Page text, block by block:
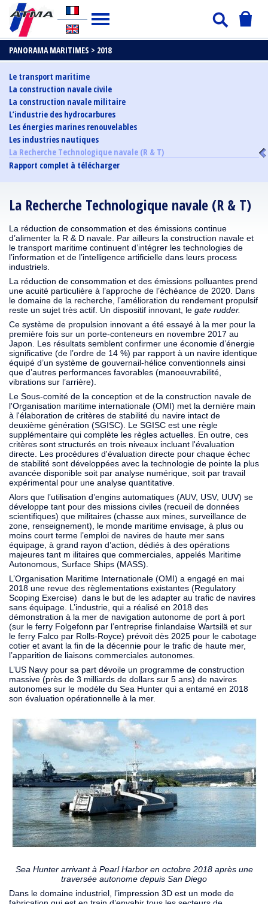
PANORAMA MARITIMES > 2018
La Recherche Technologique navale (R & T)
La réduction de consommation et des émissions continue
d’alimenter la R & D navale. Par ailleurs la construction navale et
le transport maritime continuent d’intégrer les technologies de
l’information et de l’intelligence artificielle dans leurs process
industriels.
La réduction de consommation et des émissions polluantes prend
une acuité particulière à l’approche de l’échéance de 2020. Dans
le domaine de la recherche, l’amélioration du rendement propulsif
reste un sujet très actif. Un dispositif innovant, le gate rudder.
Ce système de propulsion innovant a été essayé à la mer pour la
première fois sur un porte-conteneurs en novembre 2017 au
Japon. Les résultats semblent confirmer une économie d’énergie
significative (de l’ordre de 14 %) par rapport à un navire identique
équipé d’un système de gouvernail-hélice conventionnels ainsi
que d’autres performances favorables (manoeuvrabilité,
vibrations sur l’arrière).
Le Sous-comité de la conception et de la construction navale de
l'Organisation maritime internationale (OMI) met la dernière main
à l'élaboration de critères de stabilité du navire intact de
deuxième génération (SGISC). Le SGISC est une règle
supplémentaire qui complète les règles actuelles. En outre, ces
critères sont structurés en trois niveaux incluant l'évaluation
directe. Les procédures d'évaluation directe pour chaque échec
de stabilité sont développées avec la technologie de pointe la plus
avancée disponible soit par analyse numérique, soit par travail
expérimental pour une analyse quantitative.
Alors que l’utilisation d’engins automatiques (AUV, USV, UUV) se
développe tant pour des missions civiles (recueil de données
scientifiques) que militaires (chasse aux mines, surveillance de
zone, renseignement), le monde maritime envisage, à plus ou
moins court terme l’emploi de navires de haute mer sans
équipage, à grand rayon d’action, dédiés à des opérations
majeures tant m ilitaires que commerciales, appelés Maritime
Autonomous, Surface Ships (MASS).
L’Organisation Maritime Internationale (OMI) a engagé en mai
2018 une revue des règlementations existantes (Regulatory
Scoping Exercise) dans le but de les adapter au trafic de navires
sans équipage. L’industrie, qui a réalisé en 2018 des
démonstration à la mer de navigation autonome de port à port
(sur le ferry Folgefonn par l’entreprise finlandaise Wartsilä et sur
le ferry Falco par Rolls-Royce) prévoit dès 2025 pour le cabotage
cotier et avant la fin de la décennie pour le trafic de haute mer,
l’apparition de liaisons commerciales autonomes.
L’US Navy pour sa part dévoile un programme de construction
massive (près de 3 milliards de dollars sur 5 ans) de navires
autonomes sur le modèle du Sea Hunter qui a entamé en 2018
son évaluation opérationnelle à la mer.
Sea Hunter arrivant à Pearl Harbor en octobre 2018 après une
traversée autonome depuis San Diego
Dans le domaine industriel, l’impression 3D est un mode de
Le transport maritime
La construction navale civile
La construction navale militaire
L’industrie des hydrocarbures
Les énergies marines renouvelables
Les industries nautiques
La Recherche Technologique navale (R & T)
Rapport complet à télécharger